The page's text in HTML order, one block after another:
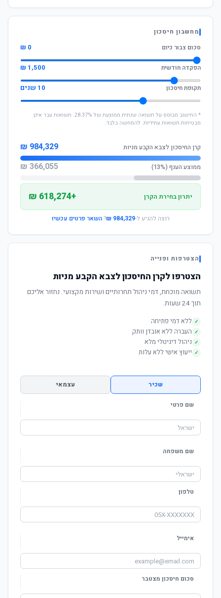
מחשבון חיסכון
סכום צבור כיום
0 ₪
הפקדה חודשית 1,500 ₪
תקופת חיסכון 10 שנים
* החישוב מבוסס על תשואה שנתית ממוצעת של 28.37%. תשואות עבר אינן
מבטיחות תשואות עתידיות. להמחשה בלבד.
קרן החיסכון לצבא הקבע מניות 984,329 ₪
ממוצע הענף (13%) 366,055 ₪
יתרון בחירת הקרן +618,274 ₪
רוצה להגיע ל-984,329 ₪
?השאר פרטים עכשיו
הצטרפות ופנייה
הצטרפו לקרן החיסכון לצבא הקבע מניות
תשואה מוכחת, דמי ניהול תחרותיים ושירות מקצועי. נחזור אליכם
תוך 24 שעות.
✓ ללא דמי פתיחה
✓ העברה ללא אובדן וותק
✓ ניהול דיגיטלי מלא
✓ ייעוץ אישי ללא עלות
שכיר עצמאי
שם פרטי
שם משפחה
טלפון
אימייל
סכום חיסכון מצטבר